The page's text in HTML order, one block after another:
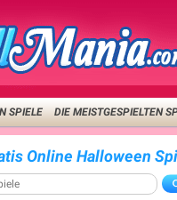
SPIELE DIE MEISTGESPIELTEN
Online Halloween